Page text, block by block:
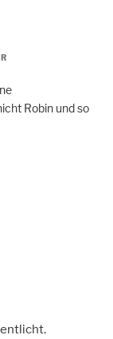
Robin und so